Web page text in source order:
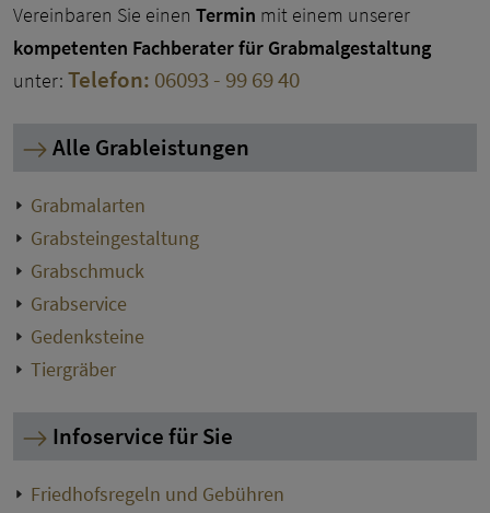
Vereinbaren Sie einen Termin mit einem unserer
kompetenten Fachberater für Grabmalgestaltung
unter: Telefon: 06093 - 99 69 40
Alle Grableistungen
Grabmalarten
Grabsteingestaltung
Grabschmuck
Grabservice
Gedenksteine
Tiergräber
Infoservice für Sie
Friedhofsregeln und Gebühren